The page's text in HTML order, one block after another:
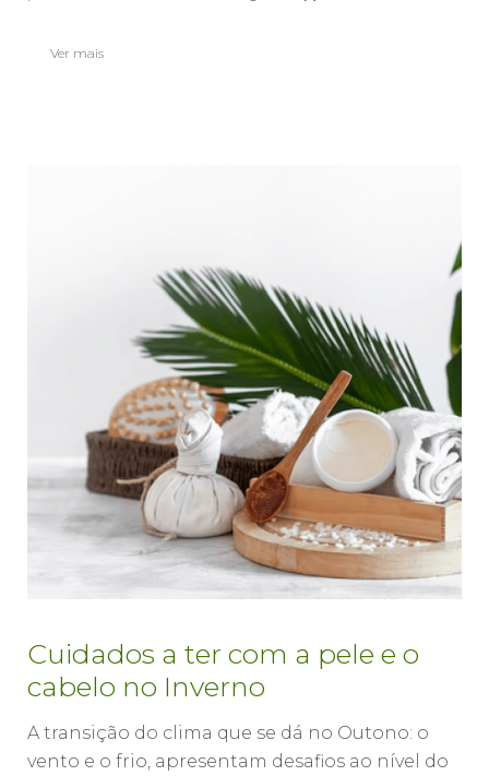
Ver mais
Cuidados a ter com a pele e o
cabelo no Inverno
A transição do clima que se dá no Outono: o
vento e o frio, apresentam desafios ao nível do